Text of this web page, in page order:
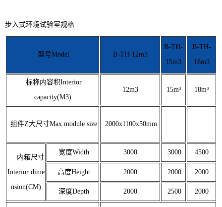
步入式环境试验室规格
型号Model B-TH-12m3
B-TH-
15m3
B-TH-
18m3
标称内容积Interior
capacity(M3)
12m3 15m³ 18m³
组件Z大尺寸Max.module size 2000x1100x50mm
内箱尺寸
Interior dime
nsion(CM)
宽度Width 3000 3000 4500
高度Height 2000 2000 2000
深度Depth 2000 2500 2000